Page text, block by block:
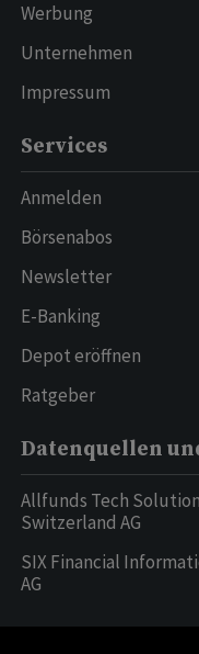
Werbung
Unternehmen
Impressum
Services
Anmelden
Börsenabos
Newsletter
E-Banking
Depot eröffnen
Ratgeber
Datenquellen
Allfunds Tech
Switzerland AG
SIX Financial
AG